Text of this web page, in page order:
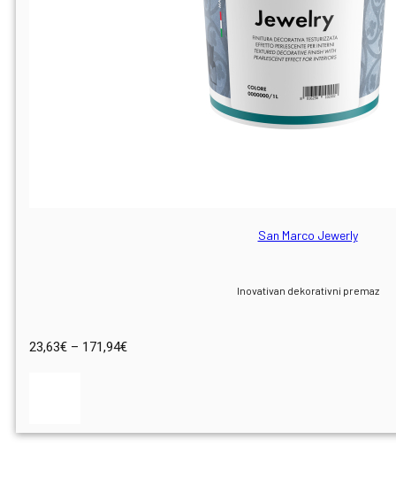
San Marco Jewerly
Inovativan dekorativni premaz
23,63€ – 171,94€Raspon
do